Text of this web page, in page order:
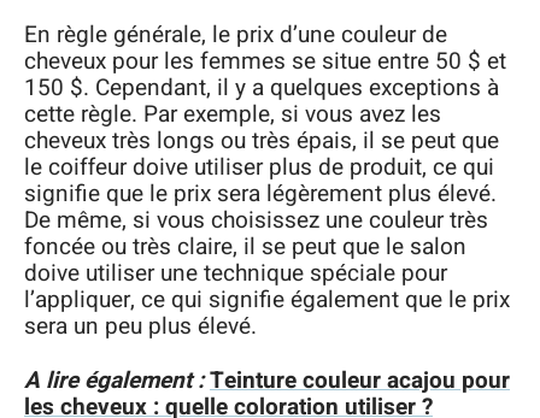
En règle générale, le prix d’une couleur de
cheveux pour les femmes se situe entre 50 $ et
150 $. Cependant, il y a quelques exceptions à
cette règle. Par exemple, si vous avez les
cheveux très longs ou très épais, il se peut que
le coiffeur doive utiliser plus de produit, ce qui
signifie que le prix sera légèrement plus élevé.
De même, si vous choisissez une couleur très
foncée ou très claire, il se peut que le salon
doive utiliser une technique spéciale pour
l’appliquer, ce qui signifie également que le prix
sera un peu plus élevé.
A lire également :Teinture couleur acajou pour
les cheveux : quelle coloration utiliser ?